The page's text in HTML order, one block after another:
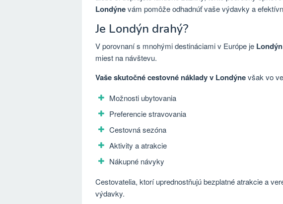
Londýnevám pomôže odhadnúť vaše výdavky a
Je Londýn drahý?
V porovnaní s mnohými destináciami v Európe je Londýn
miest na návštevu.
Vaše skutočné cestovné náklady v Londýnevšak vo
Možnosti ubytovania
Preferencie stravovania
Cestovná sezóna
Aktivity a atrakcie
Nákupné návyky
Cestovatelia, ktorí uprednostňujú bezplatné atrakcie a
výdavky.